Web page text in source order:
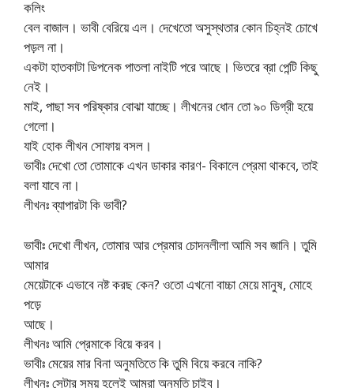
কলিং
বেল বাজাল। ভাবী বেরিয়ে এল। দেখেতো অসুস্থতার কোন চিহ্নই চোখে
পড়ল না।
একটা হাতকাটা ডিপনেক পাতলা নাইটি পরে আছে। ভিতরে ব্রা পেন্টি কিছু
নেই।
মাই, পাছা সব পরিষ্কার বোঝা যাচ্ছে। লীখনের ধোন তো ৯০ ডিগ্রী হয়ে
গেলো।
যাই হোক লীখন সোফায় বসল।
ভাবীঃ দেখো তো তোমাকে এখন ডাকার কারণ- বিকালে প্রেমা থাকবে, তাই
বলা যাবে না।
লীখনঃ ব্যাপারটা কি ভাবী?
ভাবীঃ দেখো লীখন, তোমার আর প্রেমার চোদনলীলা আমি সব জানি। তুমি
আমার
মেয়েটাকে এভাবে নষ্ট করছ কেন? ওতো এখনো বাচ্চা মেয়ে মানুষ, মোহে
পড়ে
আছে।
লীখনঃ আমি প্রেমাকে বিয়ে করব।
ভাবীঃ মেয়ের মার বিনা অনুমতিতে কি তুমি বিয়ে করবে নাকি?
লীখনঃ সেটার সময় হলেই আমরা অনুমতি চাইব।